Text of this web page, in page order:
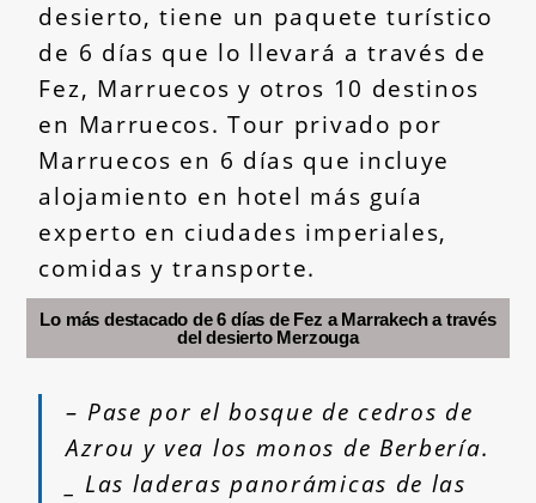
desierto, tiene un paquete turístico
de 6 días que lo llevará a través de
Fez, Marruecos y otros 10 destinos
en Marruecos. Tour privado por
Marruecos en 6 días que incluye
alojamiento en hotel más guía
experto en ciudades imperiales,
comidas y transporte.
Lo más destacado de 6 días de Fez a Marrakech a través
del desierto Merzouga
– Pase por el bosque de cedros de
Azrou y vea los monos de Berbería.
_ Las laderas panorámicas de las